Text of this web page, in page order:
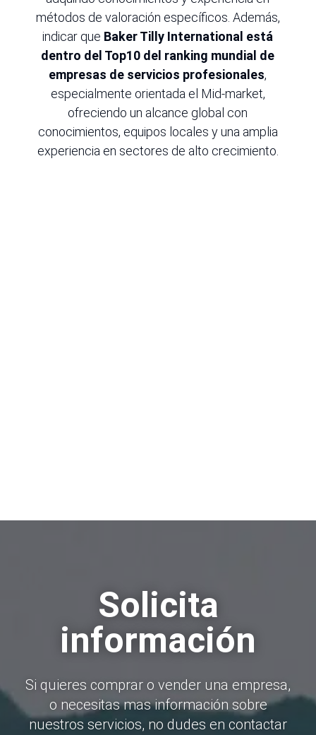
métodos de valoración específicos. Además,
indicar que Baker Tilly International está
dentro del Top10 del ranking mundial de
empresas de servicios profesionales,
especialmente orientada el Mid-market,
ofreciendo un alcance global con
conocimientos, equipos locales y una amplia
experiencia en sectores de alto crecimiento.
Solicita
información
Si quieres comprar o vender una empresa,
o necesitas mas información sobre
nuestros servicios, no dudes en contactar